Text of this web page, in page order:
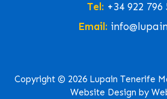
Tel: +34 922 796
Email:
Copyright © 2026 Lupain Tenerife
Website Design by